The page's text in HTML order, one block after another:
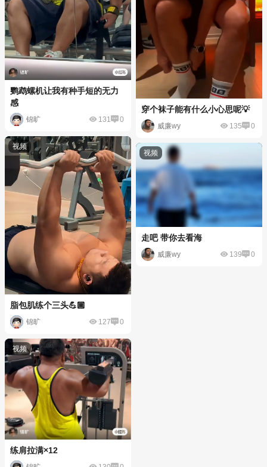
鹦鹉螺机让我有种手短的无力
感
锦旷 131 0
脂包肌练个三头💪🏾
锦旷 127 0
练肩拉满×12
穿个袜子能有什么小心思呢💡
威廉wy 135 0
走吧 带你去看海
威廉wy 139 0